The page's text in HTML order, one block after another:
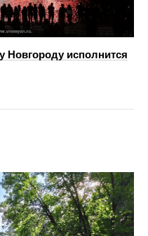
Новгороду исполнится